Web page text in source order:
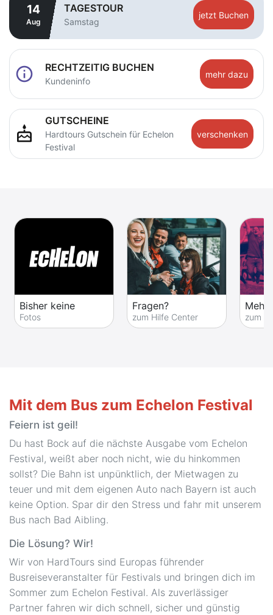
14
Aug
TAGESTOUR
Samstag
jetzt Buchen
info RECHTZEITIG BUCHEN
Kundeninfo
mehr dazu
cake
GUTSCHEINE
Hardtours Gutschein für Echelon
Festival
verschenken
Bisher keine
Fotos
Fragen?
zum Hilfe Center
Mehr
zum
Mit dem Bus zum Echelon Festival
Feiern ist geil!
Du hast Bock auf die nächste Ausgabe vom Echelon
Festival, weißt aber noch nicht, wie du hinkommen
sollst? Die Bahn ist unpünktlich, der Mietwagen zu
teuer und mit dem eigenen Auto nach Bayern ist auch
keine Option. Spar dir den Stress und fahr mit unserem
Bus nach Bad Aibling.
Die Lösung? Wir!
Wir von HardTours sind Europas führender
Busreiseveranstalter für Festivals und bringen dich im
Sommer zum Echelon Festival. Als zuverlässiger
Partner fahren wir dich schnell, sicher und günstig